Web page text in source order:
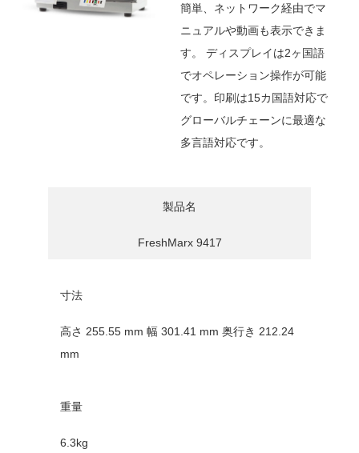
簡単、ネットワーク経由でマ
ニュアルや動画も表示できま
す。 ディスプレイは2ヶ国語
でオペレーション操作が可能
です。印刷は15カ国語対応で
グローバルチェーンに最適な
多言語対応です。
製品名
FreshMarx 9417
寸法
高さ 255.55 mm 幅 301.41 mm 奥行き 212.24
mm
重量
6.3kg